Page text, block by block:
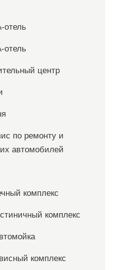
центр
по ремонту и
автомобилей
комплекс
комплекс
комплекс